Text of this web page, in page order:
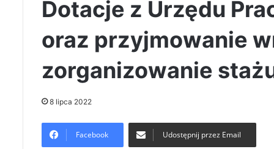
Dotacje z Urzędu
oraz przyjmowanie
zorganizowanie
8 lipca 2022
Facebook Udostępnij przez Email